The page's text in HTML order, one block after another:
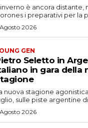
è ancora distante,
i preparativi per la
2026
GEN
Seletto in
in gara della
nuova stagione
sulle piste argentine di
2026